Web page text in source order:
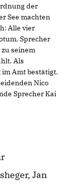
der
See machten
Alle vier
Sprecher
seinem
Als
Amt bestätigt.
Nico
Sprecher Kai
Jan